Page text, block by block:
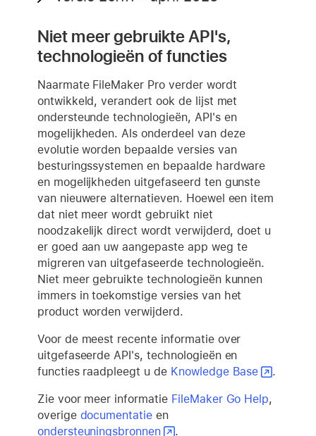
Niet meer gebruikte API's,
technologieën of functies
Naarmate FileMaker Pro verder wordt
ontwikkeld, verandert ook de lijst met
ondersteunde technologieën, API's en
mogelijkheden. Als onderdeel van deze
evolutie worden bepaalde versies van
besturingssystemen en bepaalde hardware
en mogelijkheden uitgefaseerd ten gunste
van nieuwere alternatieven. Hoewel een item
dat niet meer wordt gebruikt niet
noodzakelijk direct wordt verwijderd, doet u
er goed aan uw aangepaste app weg te
migreren van uitgefaseerde technologieën.
Niet meer gebruikte technologieën kunnen
immers in toekomstige versies van het
product worden verwijderd.
Voor de meest recente informatie over
uitgefaseerde API's, technologieën en
functies raadpleegt u de Knowledge Base .
Zie voor meer informatie FileMaker Go Help,
overige documentatie en
ondersteuningsbronnen
.